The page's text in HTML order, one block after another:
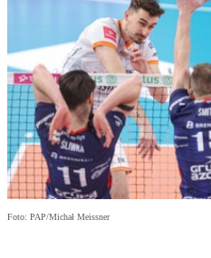
Foto: PAP/Michał Meissner